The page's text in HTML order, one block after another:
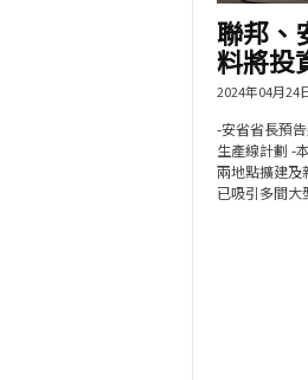
聯邦、
料將投
2024年04月24
-安省省長預
生產線計劃 -
兩地點擴建及
已吸引多間大